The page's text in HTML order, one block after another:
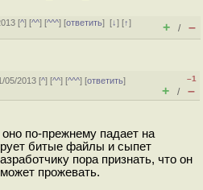
[^] [^^] [^^^] [ответить][↓] [↑]
+ / –
05/2013 [^] [^^] [^^^] [ответить]
–1
+ / –
по-прежнему падает на
битые файлы и сыпет
пора признать, что он
прожевать.